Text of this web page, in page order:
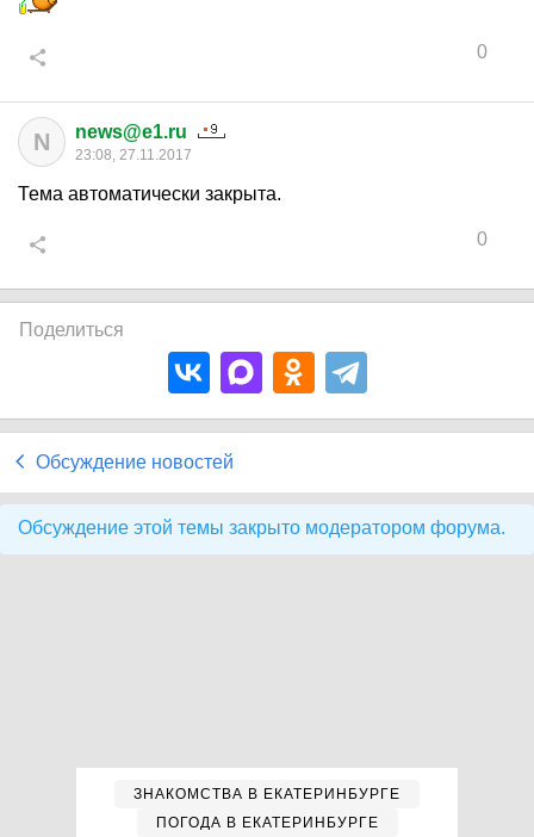
0
N news@e1.ru
23:08, 27.11.2017
Тема автоматически закрыта.
0
Поделиться
Обсуждение новостей
Обсуждение этой темы закрыто модератором форума.
ЗНАКОМСТВА В ЕКАТЕРИНБУРГЕ
ПОГОДА В ЕКАТЕРИНБУРГЕ